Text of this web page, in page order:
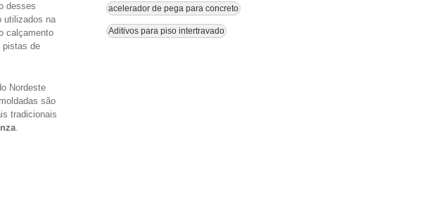
desses
utilizados na
calçamento
pistas de
Nordeste
são
tradicionais
.
acelerador de pega para concreto
Aditivos para piso intertravado